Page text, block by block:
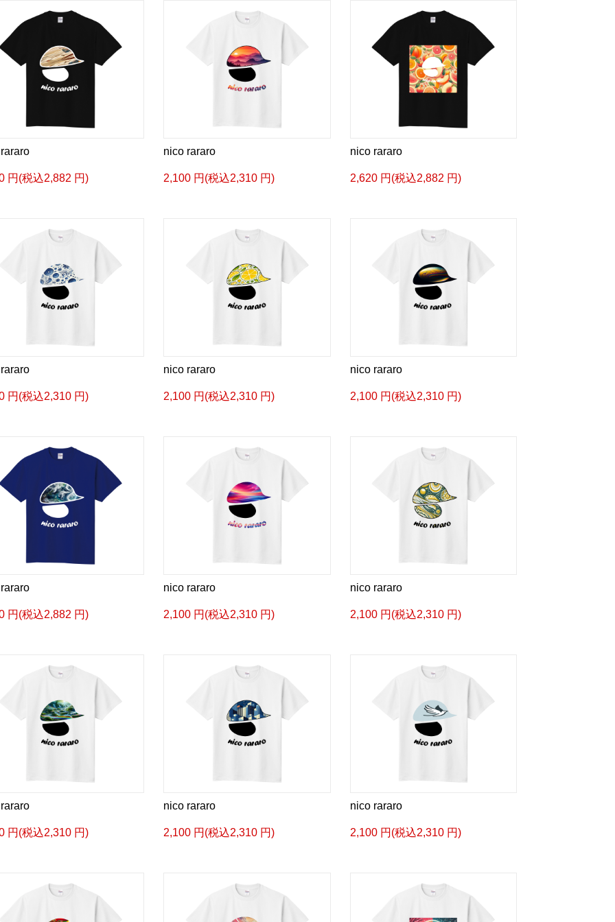
円(税込2,882 円)
nico rararo
2,100 円(税込2,310 円)
nico rararo
2,620 円(税込2,882 円)
円(税込2,310 円)
nico rararo
2,100 円(税込2,310 円)
nico rararo
2,100 円(税込2,310 円)
円(税込2,882 円)
nico rararo
2,100 円(税込2,310 円)
nico rararo
2,100 円(税込2,310 円)
円(税込2,310 円)
nico rararo
2,100 円(税込2,310 円)
nico rararo
2,100 円(税込2,310 円)